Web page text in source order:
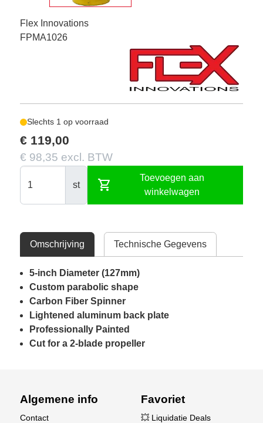
Flex Innovations
FPMA1026
Slechts 1 op voorraad
€ 119,00
€ 98,35 excl. BTW
st shopping_cart
Toevoegen aan
winkelwagen
Omschrijving Technische Gegevens
5-inch Diameter (127mm)
Custom parabolic shape
Carbon Fiber Spinner
Lightened aluminum back plate
Professionally Painted
Cut for a 2-blade propeller
Algemene info
Contact
Favoriet
💥 Liquidatie Deals